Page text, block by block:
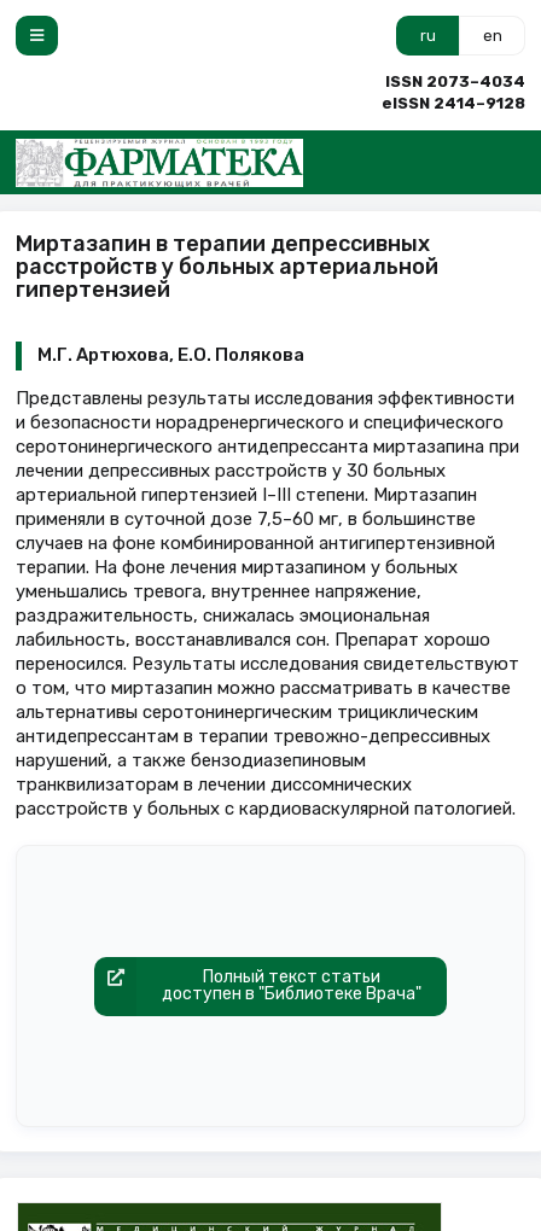
ru en
ISSN 2073–4034
eISSN 2414–9128
Миртазапин в терапии депрессивных
расстройств у больных артериальной
гипертензией
М.Г. Артюхова, Е.О. Полякова
Представлены результаты исследования эффективности
и безопасности норадренергического и специфического
серотонинергического антидепрессанта миртазапина при
лечении депрессивных расстройств у 30 больных
артериальной гипертензией I–III степени. Миртазапин
применяли в суточной дозе 7,5–60 мг, в большинстве
случаев на фоне комбинированной антигипертензивной
терапии. На фоне лечения миртазапином у больных
уменьшались тревога, внутреннее напряжение,
раздражительность, снижалась эмоциональная
лабильность, восстанавливался сон. Препарат хорошо
переносился. Результаты исследования свидетельствуют
о том, что миртазапин можно рассматривать в качестве
альтернативы серотонинергическим трициклическим
антидепрессантам в терапии тревожно-депрессивных
нарушений, а также бензодиазепиновым
транквилизаторам в лечении диссомнических
расстройств у больных с кардиоваскулярной патологией.
Полный текст статьи
доступен в "Библиотеке Врача"